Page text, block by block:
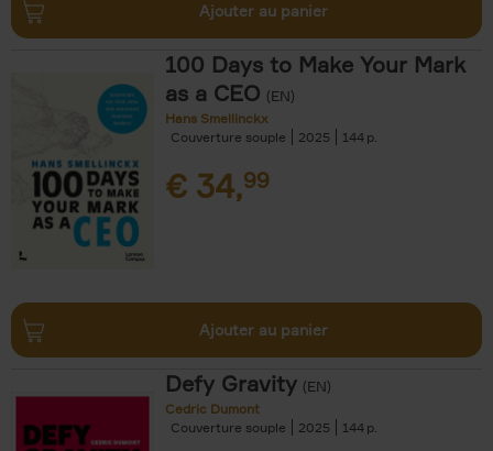
Ajouter au panier
100 Days to Make Your Mark
as a CEO (EN)
Hans Smellinckx
Couverture souple
2025 144
€ 34,99
Ajouter au panier
Defy Gravity (EN)
Cedric Dumont
Couverture souple
2025 144